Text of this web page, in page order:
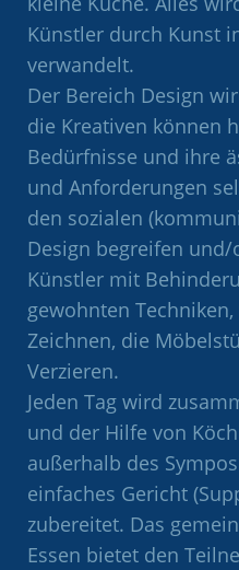
Künstler durch Kunst
verwandelt.
Der Bereich Design
die Kreativen können
Bedürfnisse und ihre
und Anforderungen
den sozialen
Design begreifen
Künstler mit
gewohnten
Zeichnen, die
Verzieren.
Jeden Tag wird
und der Hilfe von
außerhalb des
einfaches Gericht
zubereitet. Das
Essen bietet den